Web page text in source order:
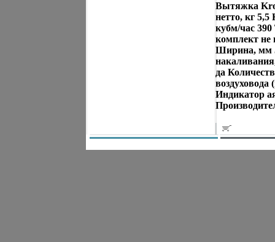
Вытяжка
нетто, кг 5,5
кубм/час
комплект
Ширина, мм
да
Индикатор